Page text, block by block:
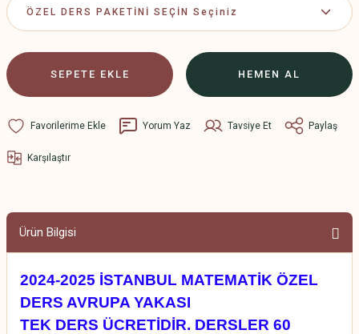
SEPETE EKLE HEMEN AL
Yorum Yaz Tavsiye Et Paylaş
Karşılaştır
Ürün Bilgisi
2024-2025 İSTANBUL MATEMATİK ÖZEL
DERS AVRUPA YAKASI
TEK DERS ÜCRETİDİR. DERSLER 60